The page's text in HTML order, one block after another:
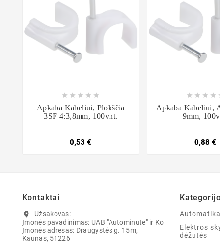
    
Apkaba Kabeliui, Plokščia
3SF 4:3,8mm, 100vnt.
0,53 €
   
Apkaba Kabeliui,
9mm,
0,88 €
Kontaktai
location_on
Užsakovas:
Įmonės pavadinimas: UAB "Autominute" ir Ko
Įmonės adresas: Draugystės g. 15m,
Kaunas, 51226
Automatika
Elektros
dėžutės